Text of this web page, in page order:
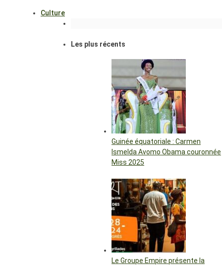
Culture
Les plus récents
Guinée équatoriale : Carmen
Ismelda Avomo Obama couronnée
Miss 2025
Le Groupe Empire présente la